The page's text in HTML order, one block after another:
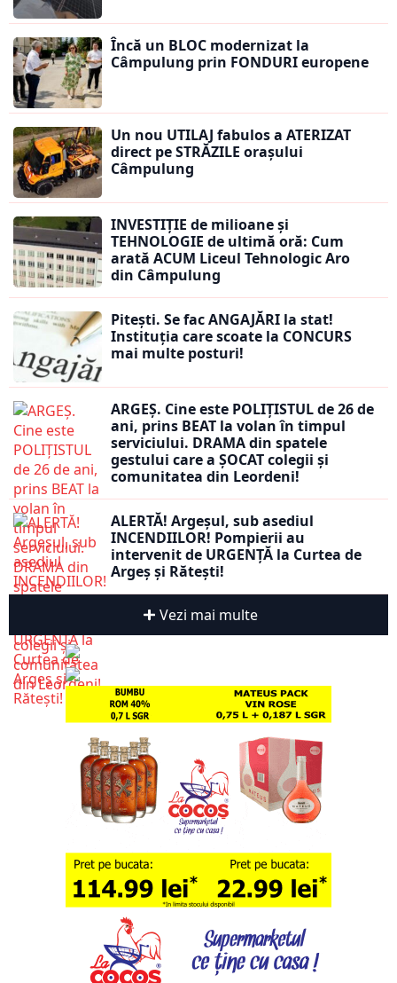
Încă un BLOC modernizat la
Câmpulung prin FONDURI europene
Un nou UTILAJ fabulos a ATERIZAT
direct pe STRĂZILE orașului
Câmpulung
INVESTIȚIE de milioane și
TEHNOLOGIE de ultimă oră: Cum
arată ACUM Liceul Tehnologic Aro
din Câmpulung
Pitești. Se fac ANGAJĂRI la stat!
Instituția care scoate la CONCURS
mai multe posturi!
ARGEȘ. Cine este POLIȚISTUL de 26 de
ani, prins BEAT la volan în timpul
serviciului. DRAMA din spatele
gestului care a ȘOCAT colegii și
comunitatea din Leordeni!
ALERTĂ! Argeșul, sub asediul
INCENDIILOR! Pompierii au
intervenit de URGENȚĂ la Curtea de
Argeș și Rătești!
Vezi mai multe